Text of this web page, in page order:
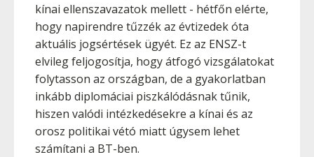
kínai ellenszavazatok mellett - hétfőn elérte,
hogy napirendre tűzzék az évtizedek óta
aktuális jogsértések ügyét. Ez az ENSZ-t
elvileg feljogosítja, hogy átfogó vizsgálatokat
folytasson az országban, de a gyakorlatban
inkább diplomáciai piszkálódásnak tűnik,
hiszen valódi intézkedésekre a kínai és az
orosz politikai vétó miatt úgysem lehet
számítani a BT-ben.